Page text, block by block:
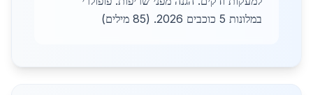
במלונות 5 כוכבים 2026. (85 מילים)